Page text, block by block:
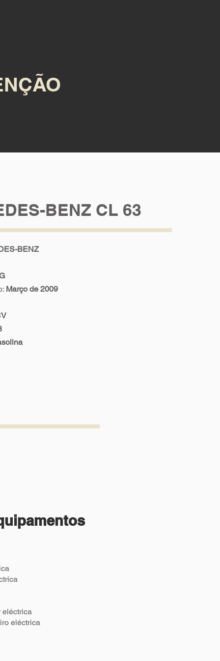
BENZ CL 63
BENZ
Março de 2009
eléctrica
eléctrica